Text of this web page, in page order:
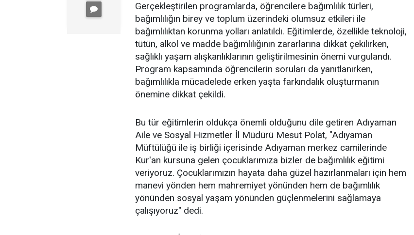
Gerçekleştirilen programlarda, öğrencilere bağımlılık türleri,
bağımlılığın birey ve toplum üzerindeki olumsuz etkileri ile
bağımlılıktan korunma yolları anlatıldı. Eğitimlerde, özellikle teknoloji,
tütün, alkol ve madde bağımlılığının zararlarına dikkat çekilirken,
sağlıklı yaşam alışkanlıklarının geliştirilmesinin önemi vurgulandı.
Program kapsamında öğrencilerin soruları da yanıtlanırken,
bağımlılıkla mücadelede erken yaşta farkındalık oluşturmanın
önemine dikkat çekildi.
Bu tür eğitimlerin oldukça önemli olduğunu dile getiren Adıyaman
Aile ve Sosyal Hizmetler İl Müdürü Mesut Polat, "Adıyaman
Müftülüğü ile iş birliği içerisinde Adıyaman merkez camilerinde
Kur'an kursuna gelen çocuklarımıza bizler de bağımlılık eğitimi
veriyoruz. Çocuklarımızın hayata daha güzel hazırlanmaları için hem
manevi yönden hem mahremiyet yönünden hem de bağımlılık
yönünden sosyal yaşam yönünden güçlenmelerini sağlamaya
çalışıyoruz" dedi.